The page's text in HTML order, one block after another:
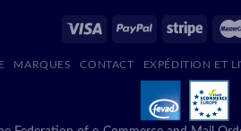
MARQUES CONTACT EXPÉDITION ET